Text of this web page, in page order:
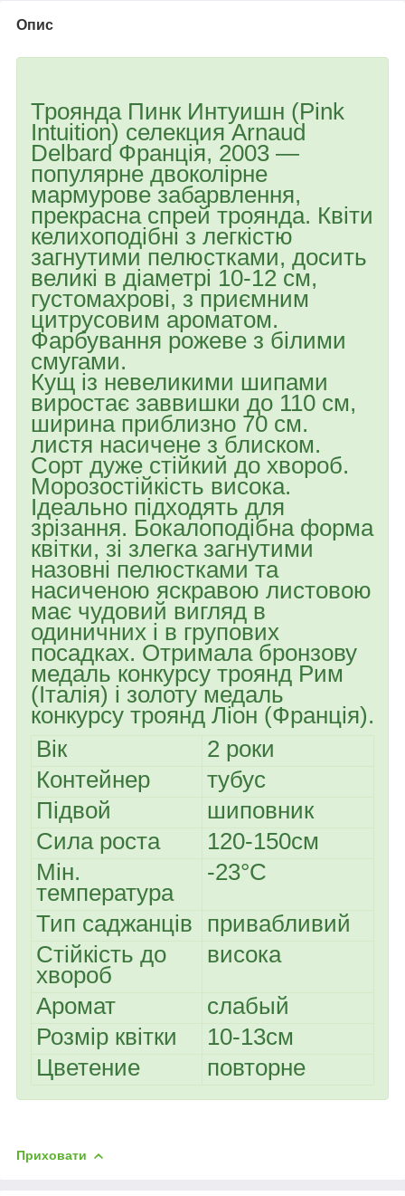
Опис
Троянда Пинк Интуишн (Pink
Intuition) селекция Arnaud
Delbard Франція, 2003 —
популярне двоколірне
мармурове забарвлення,
прекрасна спрей троянда. Квіти
келихоподібні з легкістю
загнутими пелюстками, досить
великі в діаметрі 10-12 см,
густомахрові, з приємним
цитрусовим ароматом.
Фарбування рожеве з білими
смугами.
Кущ із невеликими шипами
виростає заввишки до 110 см,
ширина приблизно 70 см.
листя насичене з блиском.
Сорт дуже стійкий до хвороб.
Морозостійкість висока.
Ідеально підходять для
зрізання. Бокалоподібна форма
квітки, зі злегка загнутими
назовні пелюстками та
насиченою яскравою листовою
має чудовий вигляд в
одиничних і в групових
посадках. Отримала бронзову
медаль конкурсу троянд Рим
(Італія) і золоту медаль
конкурсу троянд Ліон (Франція).
Вік
2 роки
Контейнер
тубус
Підвой
шиповник
Сила роста
120-150см
Мін.
температура
-23°C
Тип саджанців привабливий
Стійкість до
хвороб
висока
Аромат
слабый
Розмір квітки
10-13см
Цветение
повторне
Приховати